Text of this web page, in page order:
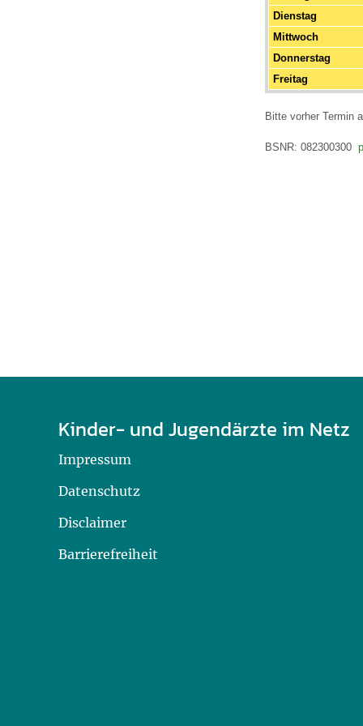
U0-Vorsorge
Dienstag
Mittwoch
Donnerstag
Freitag
Bitte vorher Termin
BSNR: 082300300
Kinder- und Jugendärzte im Netz
Impressum
Datenschutz
Disclaimer
Barrierefreiheit